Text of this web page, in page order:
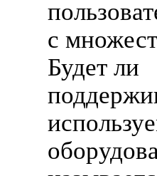
с
Будет ли